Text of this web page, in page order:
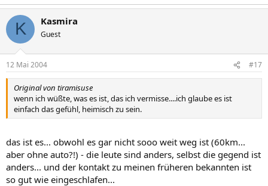
K Kasmira
Guest
12 Mai 2004 #17
Original von tiramisuse
wenn ich wüßte, was es ist, das ich vermisse....ich glaube es ist
einfach das gefühl, heimisch zu sein.
das ist es... obwohl es gar nicht sooo weit weg ist (60km...
aber ohne auto?!) - die leute sind anders, selbst die gegend ist
anders... und der kontakt zu meinen früheren bekannten ist
so gut wie eingeschlafen...